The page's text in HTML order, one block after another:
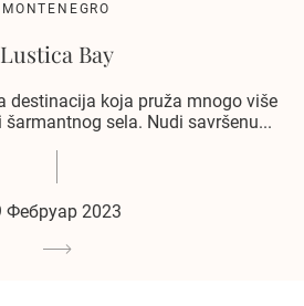
MONTENEGRO
Lustica Bay
destinacija koja pruža mnogo više
sela. Nudi savršenu...
Фебруар 2023